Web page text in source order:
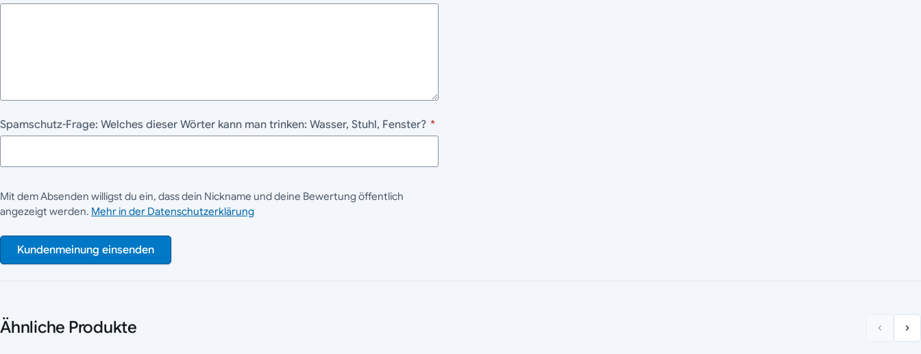
Spamschutz-Frage: Welches dieser Wörter kann man trinken: Wasser, Stuhl, Fenster? *
Mit dem Absenden willigst du ein, dass dein Nickname und deine Bewertung öffentlich
angezeigt werden. Mehr in der Datenschutzerklärung
Kundenmeinung einsenden
Ähnliche Produkte